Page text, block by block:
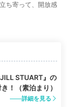
ち寄って、開放感
STUART』の
！（素泊まり）
詳細を見る